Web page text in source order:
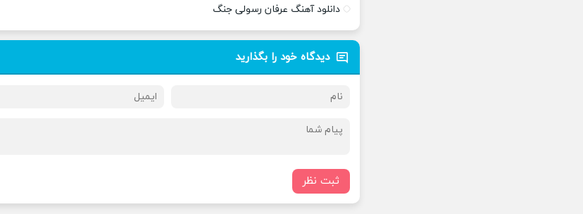
دانلود آهنگ عرفان رسولی جنگ
دیدگاه خود را بگذارید
ثبت نظر